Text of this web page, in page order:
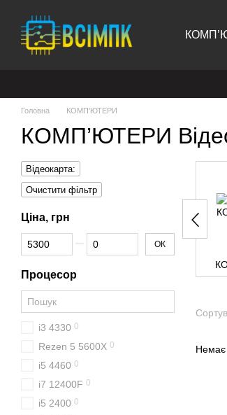
Головна КОМП’ЮТЕРИ
КОМП’ЮТЕРИ
Немає
Відеокарта:
Очистити фільтр
Ціна, грн
Від Ціна, грн
До Ціна, грн ОК
Процесор
i3 4330 0
Rezen 5 5600X 0
i5 4460 0
i7 12400F 0
i5 2400 0